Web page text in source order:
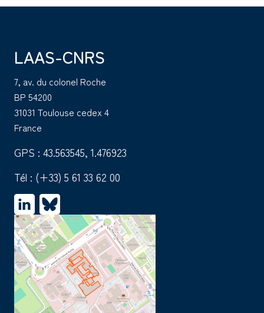
LAAS-CNRS
7, av. du colonel Roche
BP 54200
31031 Toulouse cedex 4
France
GPS : 43.563545, 1.476923
Tél : (+33) 5 61 33 62 00